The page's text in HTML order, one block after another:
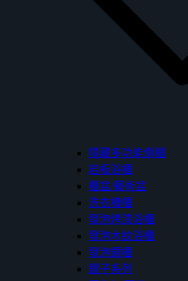
隱藏多功能側櫃
岩板浴櫃
櫃盆/藝術盆
洗衣槽櫃
發泡烤漆浴櫃
發泡木紋浴櫃
發泡鏡櫃
鏡子系列